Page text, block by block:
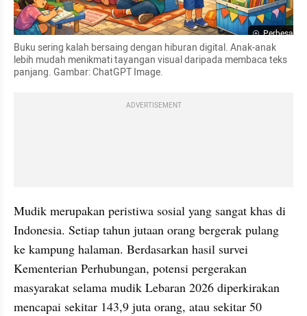
Perbesar
Buku sering kalah bersaing dengan hiburan digital. Anak-anak
lebih mudah menikmati tayangan visual daripada membaca teks
panjang. Gambar: ChatGPT Image.
ADVERTISEMENT
Mudik merupakan peristiwa sosial yang sangat khas di
Indonesia. Setiap tahun jutaan orang bergerak pulang
ke kampung halaman. Berdasarkan hasil survei
Kementerian Perhubungan, potensi pergerakan
masyarakat selama mudik Lebaran 2026 diperkirakan
mencapai sekitar 143,9 juta orang, atau sekitar 50